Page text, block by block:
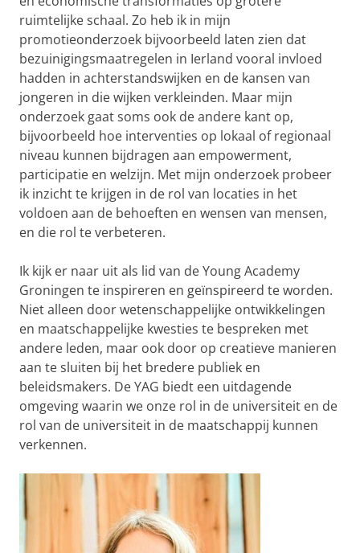
ruimtelijke schaal. Zo heb ik in mijn
promotieonderzoek bijvoorbeeld laten zien dat
bezuinigingsmaatregelen in Ierland vooral invloed
hadden in achterstandswijken en de kansen van
jongeren in die wijken verkleinden. Maar mijn
onderzoek gaat soms ook de andere kant op,
bijvoorbeeld hoe interventies op lokaal of regionaal
niveau kunnen bijdragen aan empowerment,
participatie en welzijn. Met mijn onderzoek probeer
ik inzicht te krijgen in de rol van locaties in het
voldoen aan de behoeften en wensen van mensen,
en die rol te verbeteren.
Ik kijk er naar uit als lid van de Young Academy
Groningen te inspireren en geïnspireerd te worden.
Niet alleen door wetenschappelijke ontwikkelingen
en maatschappelijke kwesties te bespreken met
andere leden, maar ook door op creatieve manieren
aan te sluiten bij het bredere publiek en
beleidsmakers. De YAG biedt een uitdagende
omgeving waarin we onze rol in de universiteit en de
rol van de universiteit in de maatschappij kunnen
verkennen.